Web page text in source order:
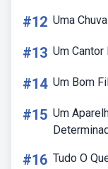
#12 Uma
#13 Um Cantor
#14 Um Bom
#15 Um
#16 Tudo O